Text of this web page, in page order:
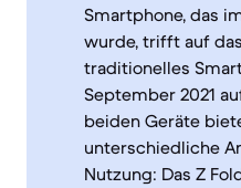
Smartphone, das
wurde, trifft auf
traditionelles
September 2021
beiden Geräte
unterschiedliche
Nutzung: Das Z